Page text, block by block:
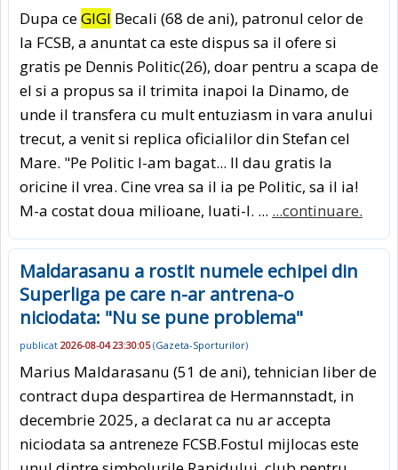
Dupa ceGIGI Becali (68 de ani), patronul celor de
la FCSB, a anuntat ca este dispus sa il ofere si
gratis pe Dennis Politic(26), doar pentru a scapa de
el si a propus sa il trimita inapoi la Dinamo, de
unde il transfera cu mult entuziasm in vara anului
trecut, a venit si replica oficialilor din Stefan cel
Mare. "Pe Politic l-am bagat... Il dau gratis la
oricine il vrea. Cine vrea sa il ia pe Politic, sa il ia!
M-a costat doua milioane, luati-l. ... ...continuare.
Maldarasanu a rostit numele echipei din
Superliga pe care n-ar antrena-o
niciodata: "Nu se pune problema"
publicat 2026-08-04 23:30:05(Gazeta-Sporturilor)
Marius Maldarasanu (51 de ani), tehnician liber de
contract dupa despartirea de Hermannstadt, in
decembrie 2025, a declarat ca nu ar accepta
niciodata sa antreneze FCSB.Fostul mijlocas este